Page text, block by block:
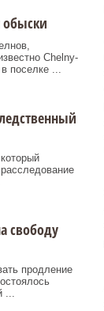
обыски
Chelny-
поселке ...
свободу
продление
...